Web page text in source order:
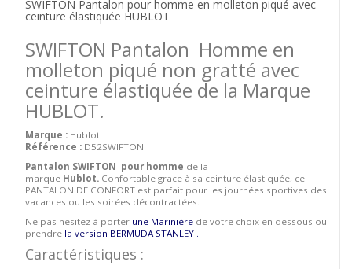
SWIFTON Pantalon pour homme en molleton piqué avec
ceinture élastiquée HUBLOT
SWIFTON Pantalon Homme en
molleton piqué non gratté avec
ceinture élastiquée de la Marque
HUBLOT.
Marque : Hublot
Référence : D52SWIFTON
Pantalon SWIFTON pour homme de la
marque Hublot. Confortable grace à sa ceinture élastiquée, ce
PANTALON DE CONFORT est parfait pour les journées sportives des
vacances ou les soirées décontractées.
Ne pas hesitez à porter une Mariniére de votre choix en dessous ou
prendre la version BERMUDA STANLEY .
Caractéristiques :